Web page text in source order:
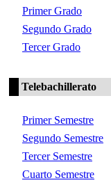
Primer Grado
Segundo Grado
Tercer Grado
Telebachillerato
Primer Semestre
Segundo Semestre
Tercer Semestre
Cuarto Semestre